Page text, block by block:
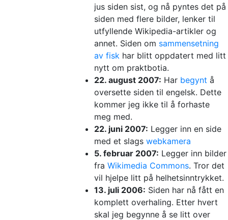
jus siden sist, og nå pyntes det på
siden med flere bilder, lenker til
utfyllende Wikipedia-artikler og
annet. Siden om sammensetning
av fisk har blitt oppdatert med litt
nytt om praktbotia.
22. august 2007: Har begynt å
oversette siden til engelsk. Dette
kommer jeg ikke til å forhaste
meg med.
22. juni 2007: Legger inn en side
med et slags webkamera
5. februar 2007: Legger inn bilder
fra Wikimedia Commons. Tror det
vil hjelpe litt på helhetsinntrykket.
13. juli 2006: Siden har nå fått en
komplett overhaling. Etter hvert
skal jeg begynne å se litt over